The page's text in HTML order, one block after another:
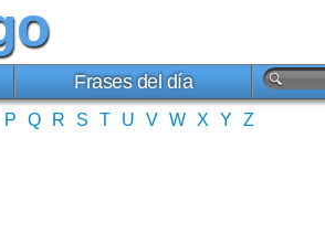
Frases del día
P Q R S T U V W X Y Z